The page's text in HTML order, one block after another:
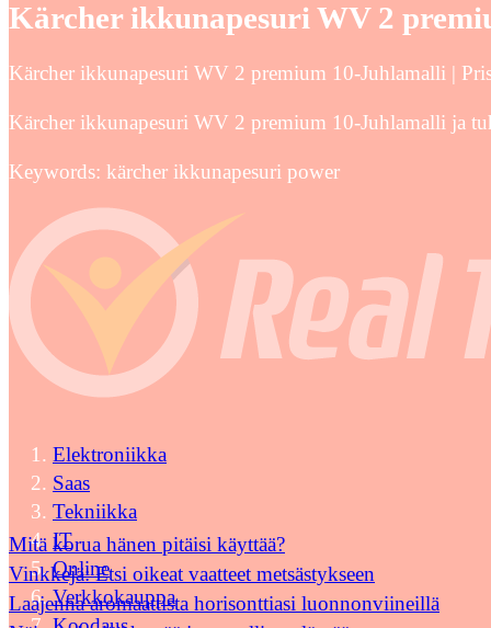
Kärcher ikkunapesuri WV 2
Kärcher ikkunapesuri WV 2 premium 10-Juhlamalli |
Kärcher ikkunapesuri WV 2 premium 10-Juhlamalli ja
Keywords: kärcher ikkunapesuri power
Elektroniikka
Saas
Tekniikka
IT
Online
Verkkokauppa
Mitä korua hänen pitäisi käyttää?
Vinkkejä: Etsi oikeat vaatteet metsästykseen
Laajenna aromaattista horisonttiasi luonnonviineillä